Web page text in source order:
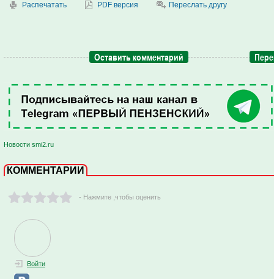
Распечатать PDF версия Переслать другу
Оставить комментарий
Новости smi2.ru
КОММЕНТАРИИ
- Нажмите ,чтобы оценить
Войти